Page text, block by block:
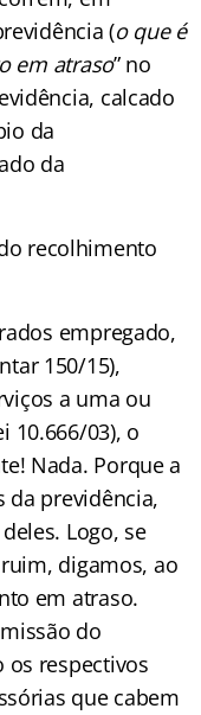
(o que é
em atraso” no
calcado
da
da
recolhimento
empregado,
150/15),
a uma ou
10.666/03), o
Nada. Porque a
da previdência,
Logo, se
digamos, ao
em atraso.
do
respectivos
que cabem